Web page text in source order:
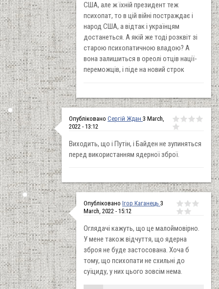
США, але ж їхній президент теж
психопат, то в цій війні постраждає і
народ США, а відтак і українцям
достанеться. А якій же тоді розквіт зі
старою психопатичною владою? А
вона залишиться в ореолі отців нації-
переможців, і піде на новий строк
Опубліковано Сергій Ждан 3 March,
2022 - 13:12
Виходить, що і Путін, і Байден не зупиняться
перед використанням ядерної зброї.
Опубліковано Ігор Каганець 3
March, 2022 - 15:12
Оглядачі кажуть, що це малоймовірно.
У мене також відчуття, що ядерна
зброя не буде застосована. Хоча б
тому, що психопати не схильні до
суїциду, у них цього зовсім нема.